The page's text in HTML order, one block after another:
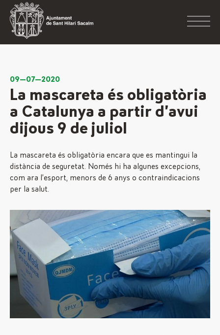
09—07—2020
La mascareta és obligatòria
a Catalunya a partir d’avui
dijous 9 de juliol
La mascareta és obligatòria encara que es mantingui la
distància de seguretat. Només hi ha algunes excepcions,
com ara l’esport, menors de 6 anys o contraindicacions
per la salut.